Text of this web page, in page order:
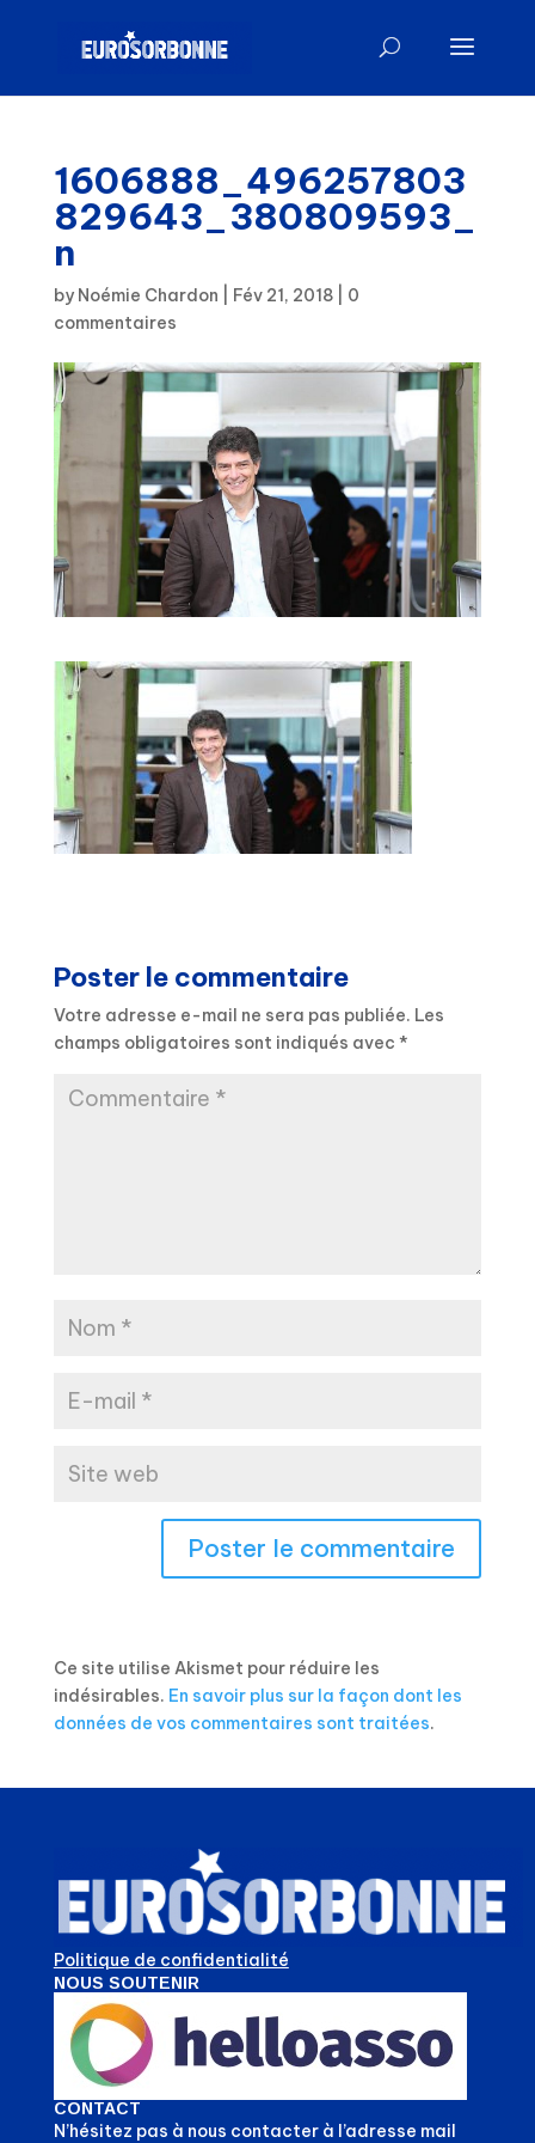
1606888_496257803
829643_380809593_
n
by Noémie Chardon Fév 21, 2018| 0
commentaires
Poster le commentaire
Votre adresse e-mail ne sera pas publiée. Les
champs obligatoires sont indiqués avec *
Ce site utilise Akismet pour réduire les
indésirables. En savoir plus sur la façon dont les
données de vos commentaires sont traitées.
Politique de confidentialité
NOUS SOUTENIR
CONTACT
N’hésitez pas à nous contacter à l’adresse mail